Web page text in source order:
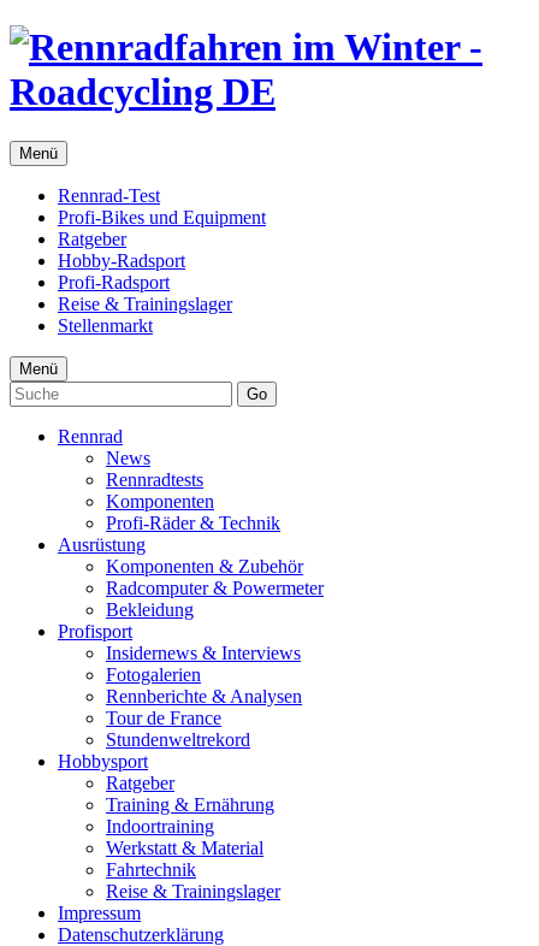
Menü
Rennrad-Test
Profi-Bikes und Equipment
Ratgeber
Hobby-Radsport
Profi-Radsport
Reise & Trainingslager
Stellenmarkt
Menü
Go
Rennrad
News
Rennradtests
Komponenten
Profi-Räder & Technik
Ausrüstung
Komponenten & Zubehör
Radcomputer & Powermeter
Bekleidung
Profisport
Insidernews & Interviews
Fotogalerien
Rennberichte & Analysen
Tour de France
Stundenweltrekord
Hobbysport
Ratgeber
Training & Ernährung
Indoortraining
Werkstatt & Material
Fahrtechnik
Reise & Trainingslager
Impressum
Datenschutzerklärung